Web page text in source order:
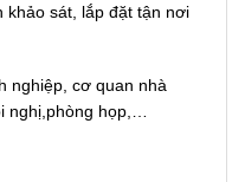
khảo sát, lắp đặt tận nơi
nghiệp, cơ quan nhà
nghị,phòng họp,…